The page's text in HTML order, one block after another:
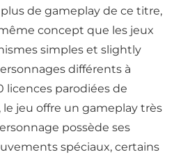
de gameplay de ce titre,
concept que les jeux
simples et slightly
différents à
licences parodiées de
jeu offre un gameplay très
possède ses
spéciaux, certains